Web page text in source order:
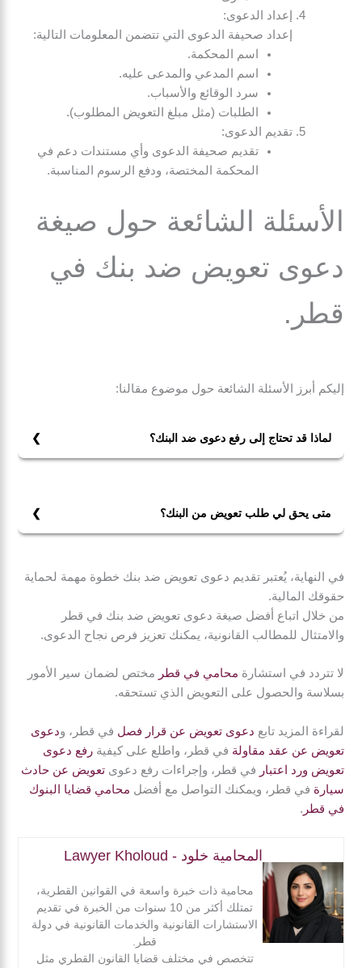
إعداد الدعوى:
إعداد صحيفة الدعوى التي تتضمن المعلومات التالية:
اسم المحكمة.
اسم المدعي والمدعى عليه.
سرد الوقائع والأسباب.
الطلبات (مثل مبلغ التعويض المطلوب).
تقديم الدعوى:
تقديم صحيفة الدعوى وأي مستندات دعم في
المحكمة المختصة، ودفع الرسوم المناسبة.
الأسئلة الشائعة حول صيغة
دعوى تعويض ضد بنك في
قطر.
إليكم أبرز الأسئلة الشائعة حول موضوع مقالنا:
لماذا قد تحتاج إلى رفع دعوى ضد البنك؟
تحويلات أموال خاطئة.
متى يحق لي طلب تعويض من البنك؟
سلبًا على وضعك المالي.
في النهاية، يُعتبر تقديم دعوى تعويض ضد بنك خطوة مهمة لحماية
حقوقك المالية.
من خلال اتباع أفضل صيغة دعوى تعويض ضد بنك في قطر
والامتثال للمطالب القانونية، يمكنك تعزيز فرص نجاح الدعوى.
لا تتردد في استشارة محامي في قطر مختص لضمان سير الأمور
بسلاسة والحصول على التعويض الذي تستحقه.
لقراءة المزيد تابع دعوى تعويض عن قرار فصل في قطر، ودعوى
تعويض عن عقد مقاولة في قطر، واطلع على كيفيةرفع دعوى
تعويض ورد اعتبار في قطر، وإجراءات رفع دعوىتعويض عن حادث
سيارة في قطر، ويمكنك التواصل مع أفضل محامي قضايا البنوك
في قطر .
المحامية خلود - Lawyer Kholoud
محامية ذات خبرة واسعة في القوانين القطرية،
تمتلك أكثر من 10 سنوات من الخبرة في تقديم
الاستشارات القانونية والخدمات القانونية في دولة
قطر.
تتخصص في مختلف قضايا القانون القطري مثل